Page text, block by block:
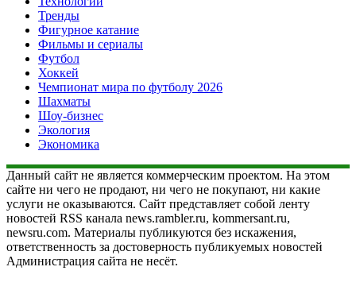
Тренды
Фигурное катание
Фильмы и сериалы
Футбол
Хоккей
Чемпионат мира по футболу 2026
Шахматы
Шоу-бизнес
Экология
Экономика
Данный сайт не является коммерческим проектом. На этом
сайте ни чего не продают, ни чего не покупают, ни какие
услуги не оказываются. Сайт представляет собой ленту
новостей RSS канала news.rambler.ru, kommersant.ru,
newsru.com. Материалы публикуются без искажения,
ответственность за достоверность публикуемых новостей
Администрация сайта не несёт.